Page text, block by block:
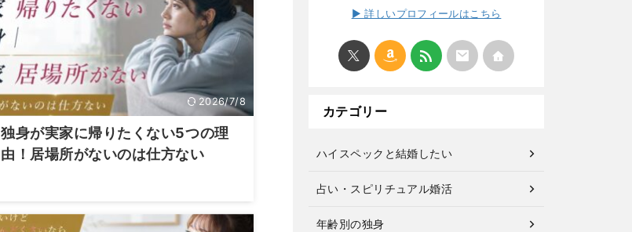
2026/7/8
独身が実家に帰りたくない5つの理
由！居場所がないのは仕方ない
▶ 詳しいプロフィールはこちら
カテゴリー
ハイスペックと結婚したい
占い・スピリチュアル婚活
年齢別の独身